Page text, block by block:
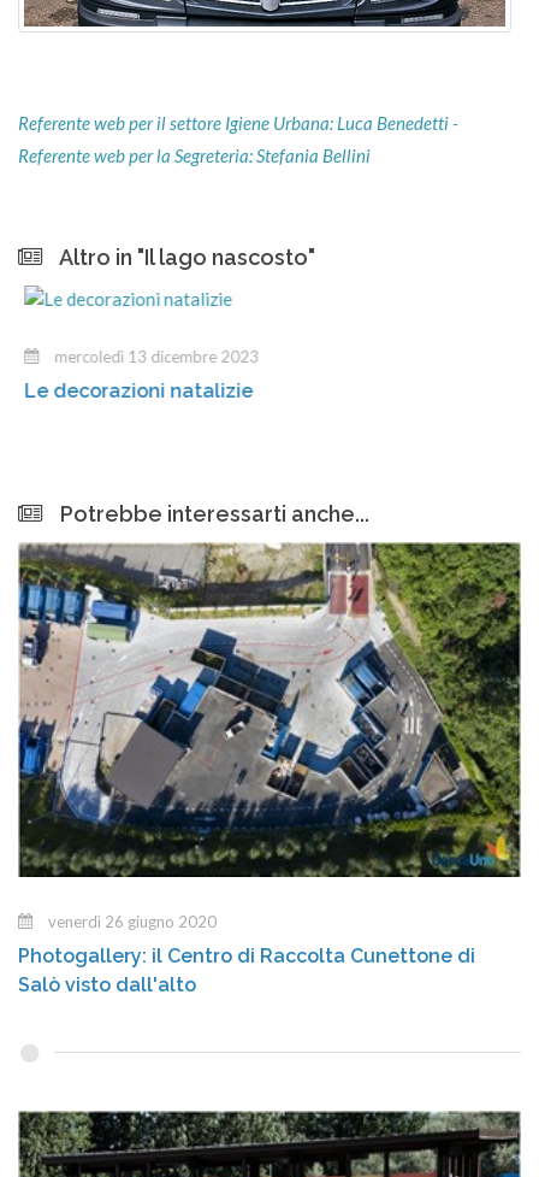
Referente web per il settore Igiene Urbana: Luca Benedetti -
Referente web per la Segreteria: Stefania Bellini
Altro in "Il lago nascosto"
mercoledì 13 dicembre 2023
Le decorazioni natalizie
Potrebbe interessarti anche...
venerdì 26 giugno 2020
Photogallery: il Centro di Raccolta Cunettone di
Salò visto dall'alto